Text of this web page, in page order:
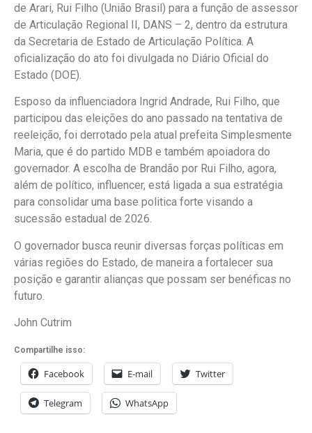
de Arari, Rui Filho (União Brasil) para a função de assessor
de Articulação Regional II, DANS – 2, dentro da estrutura
da Secretaria de Estado de Articulação Política. A
oficialização do ato foi divulgada no Diário Oficial do
Estado (DOE).
Esposo da influenciadora Ingrid Andrade, Rui Filho, que
participou das eleições do ano passado na tentativa de
reeleição, foi derrotado pela atual prefeita Simplesmente
Maria, que é do partido MDB e também apoiadora do
governador. A escolha de Brandão por Rui Filho, agora,
além de político, influencer, está ligada a sua estratégia
para consolidar uma base politica forte visando a
sucessão estadual de 2026.
O governador busca reunir diversas forças políticas em
várias regiões do Estado, de maneira a fortalecer sua
posição e garantir alianças que possam ser benéficas no
futuro.
John Cutrim
Compartilhe isso:
Facebook E-mail Twitter
Telegram WhatsApp